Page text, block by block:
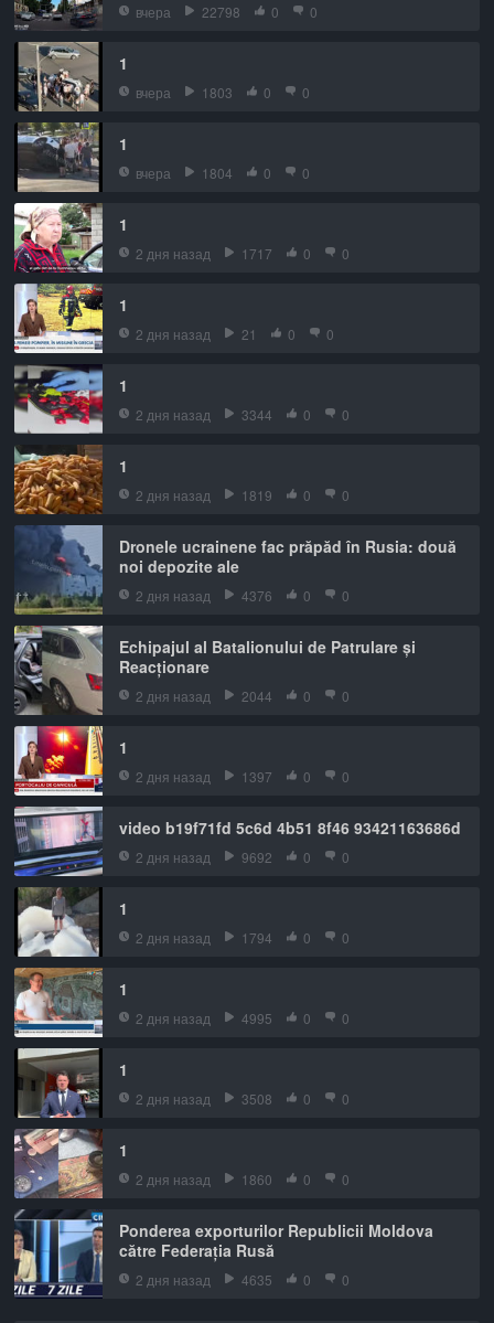
вчера 22798 0 0
1
вчера 1803 0 0
1
вчера 1804 0 0
1
2 дня назад 1717 0 0
1
2 дня назад 21 0 0
1
2 дня назад 3344 0 0
1
2 дня назад 1819 0 0
Dronele ucrainene fac prăpăd în Rusia: două
noi depozite ale
2 дня назад 4376 0 0
Echipajul al Batalionului de Patrulare și
Reacționare
2 дня назад 2044 0 0
1
2 дня назад 1397 0 0
video b19f71fd 5c6d 4b51 8f46 93421163686d
2 дня назад 9692 0 0
1
2 дня назад 1794 0 0
1
2 дня назад 4995 0 0
1
2 дня назад 3508 0 0
1
2 дня назад 1860 0 0
Ponderea exporturilor Republicii Moldova
către Federația Rusă
2 дня назад 4635 0 0